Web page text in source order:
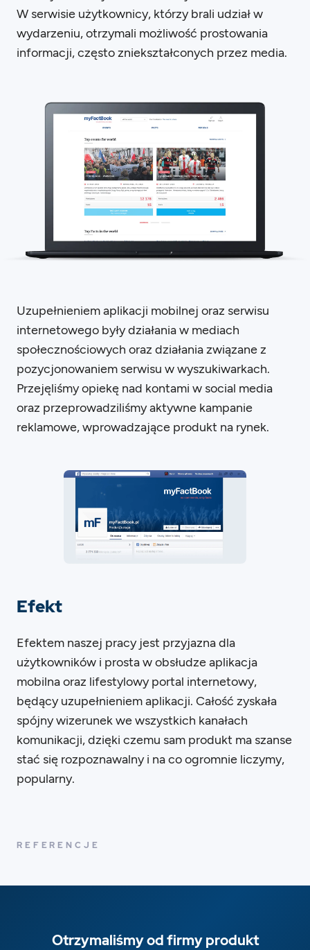
W serwisie użytkownicy, którzy brali udział w
wydarzeniu, otrzymali możliwość prostowania
informacji, często zniekształconych przez media.
Uzupełnieniem aplikacji mobilnej oraz serwisu
internetowego były działania w mediach
społecznościowych oraz działania związane z
pozycjonowaniem serwisu w wyszukiwarkach.
Przejęliśmy opiekę nad kontami w social media
oraz przeprowadziliśmy aktywne kampanie
reklamowe, wprowadzające produkt na rynek.
Efekt
Efektem naszej pracy jest przyjazna dla
użytkowników i prosta w obsłudze aplikacja
mobilna oraz lifestylowy portal internetowy,
będący uzupełnieniem aplikacji. Całość zyskała
spójny wizerunek we wszystkich kanałach
komunikacji, dzięki czemu sam produkt ma szanse
stać się rozpoznawalny i na co ogromnie liczymy,
popularny.
REFERENCJE
Otrzymaliśmy od firmy produkt